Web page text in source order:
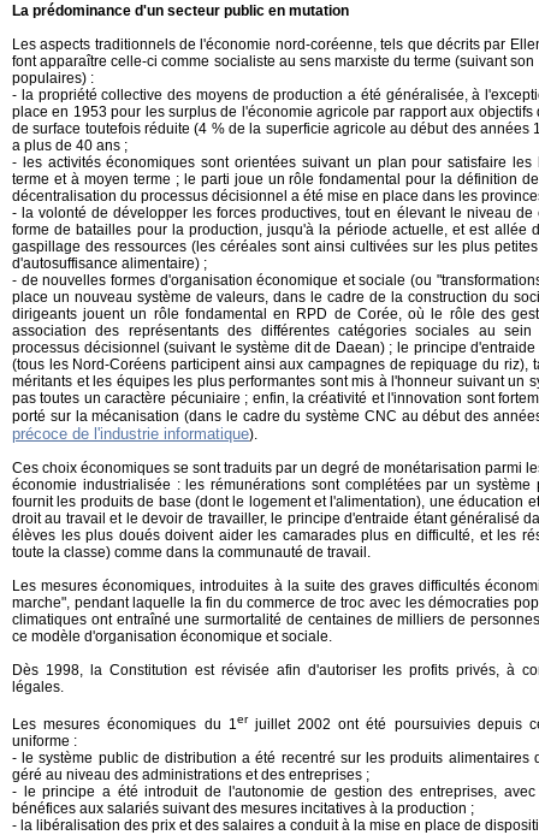
La prédominance d'un secteur public en mutation
Les aspects traditionnels de l'économie nord-coréenne, tels que décrits par
font apparaître celle-ci comme socialiste au sens marxiste du terme (suivant
populaires) :
- la propriété collective des moyens de production a été généralisée, à
place en 1953 pour les surplus de l'économie agricole par rapport aux
de surface toutefois réduite (4 % de la superficie agricole au début des années
a plus de 40 ans ;
- les activités économiques sont orientées suivant un plan pour satisfaire
terme et à moyen terme ; le parti joue un rôle fondamental pour la définition
décentralisation du processus décisionnel a été mise en place dans les
- la volonté de développer les forces productives, tout en élevant le niveau
forme de batailles pour la production, jusqu'à la période actuelle, et est allée
gaspillage des ressources (les céréales sont ainsi cultivées sur les plus
d'autosuffisance alimentaire) ;
- de nouvelles formes d'organisation économique et sociale (ou
place un nouveau système de valeurs, dans le cadre de la construction du
dirigeants jouent un rôle fondamental en RPD de Corée, où le rôle des
association des représentants des différentes catégories sociales au
processus décisionnel (suivant le système dit de Daean) ; le principe
(tous les Nord-Coréens participent ainsi aux campagnes de repiquage du riz),
méritants et les équipes les plus performantes sont mis à l'honneur suivant un
pas toutes un caractère pécuniaire ; enfin, la créativité et l'innovation sont
porté sur la mécanisation (dans le cadre du système CNC au début des
précoce de l'industrie informatique).
Ces choix économiques se sont traduits par un degré de monétarisation parmi
économie industrialisée : les rémunérations sont complétées par un
fournit les produits de base (dont le logement et l'alimentation), une éducation
droit au travail et le devoir de travailler, le principe d'entraide étant généralisé
élèves les plus doués doivent aider les camarades plus en difficulté, et les
toute la classe) comme dans la communauté de travail.
Les mesures économiques, introduites à la suite des graves difficultés
marche", pendant laquelle la fin du commerce de troc avec les démocraties
climatiques ont entraîné une surmortalité de centaines de milliers de
ce modèle d'organisation économique et sociale.
Dès 1998, la Constitution est révisée afin d'autoriser les profits privés, à
légales.
Les mesures économiques du 1 erjuillet 2002 ont été poursuivies depuis
uniforme :
- le système public de distribution a été recentré sur les produits alimentaires
géré au niveau des administrations et des entreprises ;
- le principe a été introduit de l'autonomie de gestion des entreprises,
bénéfices aux salariés suivant des mesures incitatives à la production ;
- la libéralisation des prix et des salaires a conduit à la mise en place de